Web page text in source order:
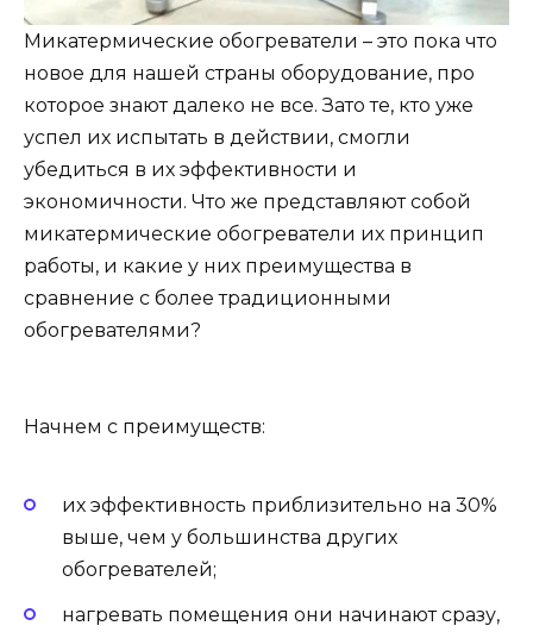
Микатермические обогреватели – это пока что
новое для нашей страны оборудование, про
которое знают далеко не все. Зато те, кто уже
успел их испытать в действии, смогли
убедиться в их эффективности и
экономичности. Что же представляют собой
микатермические обогреватели их принцип
работы, и какие у них преимущества в
сравнение с более традиционными
обогревателями?
Начнем с преимуществ:
их эффективность приблизительно на 30%
выше, чем у большинства других
обогревателей;
нагревать помещения они начинают сразу,